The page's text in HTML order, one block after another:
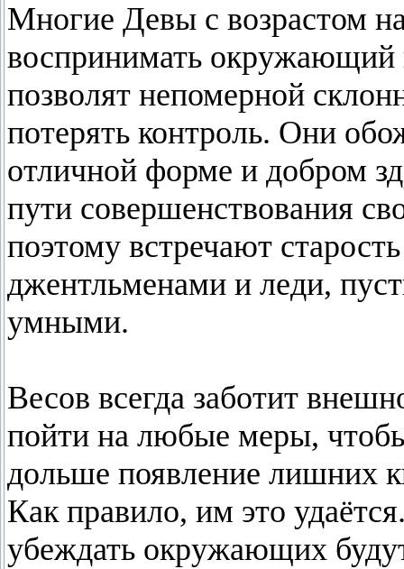
Многие Девы с возрастом
воспринимать окружающий
позволят непомерной
потерять контроль. Они
отличной форме и добром
пути совершенствования
поэтому встречают
джентльменами и леди,
умными.
Весов всегда заботит
пойти на любые меры,
дольше появление лишних
Как правило, им это
убеждать окружающих